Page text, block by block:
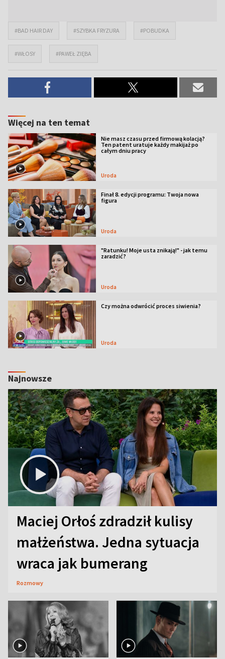
#BAD HAIR DAY #SZYBKA FRYZURA #POBUDKA
#WŁOSY #PAWEŁ ZIĘBA
Więcej na ten temat
Nie masz czasu przed firmową kolacją?
Ten patent uratuje każdy makijaż po
całym dniu pracy
Uroda
Finał 8. edycji programu: Twoja nowa
figura
Uroda
"Ratunku! Moje usta znikają!" - jak temu
zaradzić?
Uroda
Czy można odwrócić proces siwienia?
Uroda
Najnowsze
Maciej Orłoś zdradził kulisy
małżeństwa. Jedna sytuacja
wraca jak bumerang
Rozmowy